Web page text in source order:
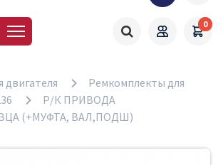
0
двигателя
Ремкомплекты для
Р/К ПРИВОДА
(+МУФТА, ВАЛ,ПОДШ)